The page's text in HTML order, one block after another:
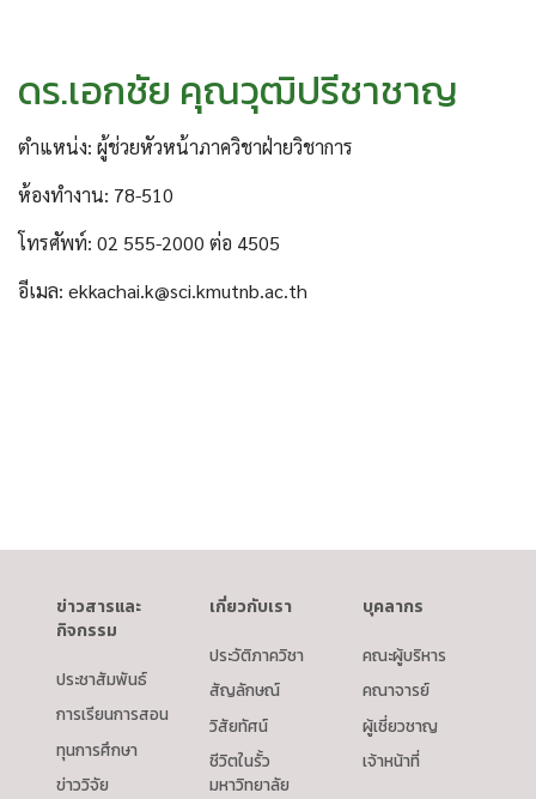
ดร.เอกชัย คุณวุฒิปรีชาชาญ
ตำแหน่ง: ผู้ช่วยหัวหน้าภาควิชาฝ่ายวิชาการ
ห้องทำงาน: 78-510
โทรศัพท์: 02 555-2000 ต่อ 4505
อีเมล: ekkachai.k@sci.kmutnb.ac.th
ข่าวสารและ
กิจกรรม
ประชาสัมพันธ์
การเรียนการสอน
ทุนการศึกษา
ข่าววิจัย
เกี่ยวกับเรา
ประวัติภาควิชา
สัญลักษณ์
วิสัยทัศน์
ชีวิตในรั้ว
มหาวิทยาลัย
บุคลากร
คณะผู้บริหาร
คณาจารย์
ผู้เชี่ยวชาญ
เจ้าหน้าที่